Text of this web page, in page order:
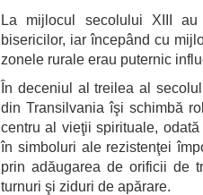
La mijlocul secolului XIII au
bisericilor, iar începând cu
zonele rurale erau puternic
În deceniul al treilea al
din Transilvania îşi schimbă
centru al vieţii spirituale,
în simboluri ale rezistenţei
prin adăugarea de orificii de
turnuri şi ziduri de apărare.